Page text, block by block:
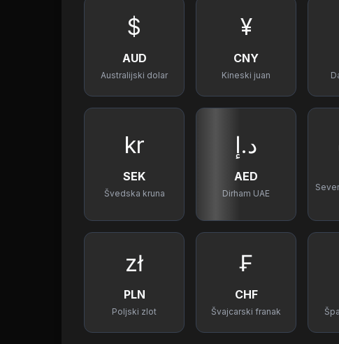
$
AUD
Australijski dolar
¥
CNY
Kineski juan
kr
SEK
Švedska kruna
د.إ
AED
Dirham UAE
zł
PLN
Poljski zlot
₣
CHF
Švajcarski franak